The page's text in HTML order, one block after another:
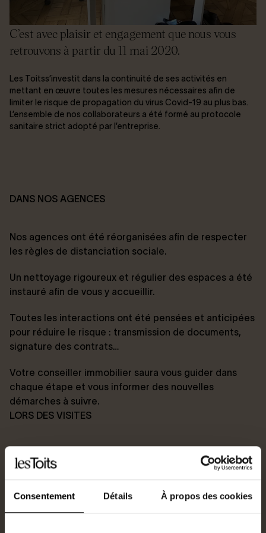
Consentement Détails À propos des cookies
C’est avec plaisir et engagement que nous vous
retrouvons à partir du 11 mai 2020.
Les Toitss’investit dans la continuité de ses activités en
mettant en œuvre toutes les mesures nécessaires afin de
limiter le risque de propagation du virus Covid-19 au plus bas.
L’ensemble de nos collaborateurs a été formé au protocole
sanitaire strict adopté par l’entreprise.
DANS NOS AGENCES
Nos agences ont été réorganisées afin de respecter
les règles de distanciation sociale.
Un nettoyage rigoureux et régulier des espaces a été
instauré afin de vous y accueillir.
Toutes les interactions ont été pensées et anticipées
pour réduire le risque : transmission de documents,
signature des contrats…
Votre conseiller immobilier saura vous guider dans
chaque étape et vous informer des nouvelles
démarches à suivre.
LORS DES VISITES
Chaque rendez-vous de visite, tant en transaction
qu’en location, est organisé avec l’accord de toutes
les parties.